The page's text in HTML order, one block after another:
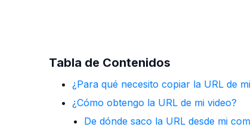
Tabla de Contenidos
¿Para qué necesito copiar la URL de
¿Cómo obtengo la URL de mi video?
De dónde saco la URL desde mi